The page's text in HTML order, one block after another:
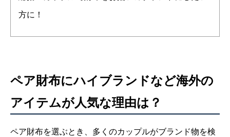
方に！
ペア財布にハイブランドなど海外の
アイテムが人気な理由は？
ペア財布を選ぶとき、多くのカップルがブランド物を検